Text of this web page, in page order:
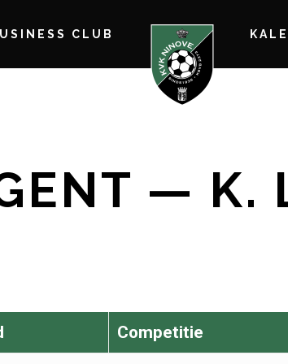
CLUB
— K.
Competitie